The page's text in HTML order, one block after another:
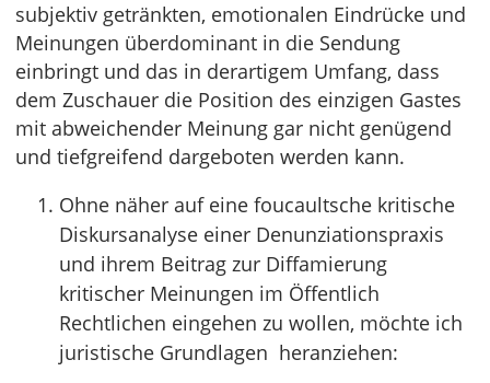
subjektiv getränkten, emotionalen Eindrücke und
Meinungen überdominant in die Sendung
einbringt und das in derartigem Umfang, dass
dem Zuschauer die Position des einzigen Gastes
mit abweichender Meinung gar nicht genügend
und tiefgreifend dargeboten werden kann.
Ohne näher auf eine foucaultsche kritische
Diskursanalyse einer Denunziationspraxis
und ihrem Beitrag zur Diffamierung
kritischer Meinungen im Öffentlich
Rechtlichen eingehen zu wollen, möchte ich
juristische Grundlagen heranziehen: